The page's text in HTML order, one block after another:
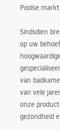
Poolse
Sindsdien
op uw
van
van vele
onze
gezondheid